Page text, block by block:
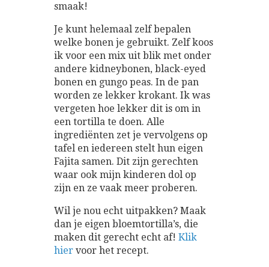
smaak!
Je kunt helemaal zelf bepalen
welke bonen je gebruikt. Zelf koos
ik voor een mix uit blik met onder
andere kidneybonen, black-eyed
bonen en gungo peas. In de pan
worden ze lekker krokant. Ik was
vergeten hoe lekker dit is om in
een tortilla te doen. Alle
ingrediënten zet je vervolgens op
tafel en iedereen stelt hun eigen
Fajita samen. Dit zijn gerechten
waar ook mijn kinderen dol op
zijn en ze vaak meer proberen.
Wil je nou echt uitpakken? Maak
dan je eigen bloemtortilla’s, die
maken dit gerecht echt af! Klik
hier voor het recept.